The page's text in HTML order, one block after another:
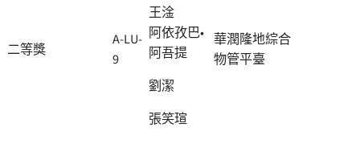
二等獎
A-LU-
9
王淦
阿依孜巴•
阿吾提
劉潔
張笑瑄
華潤隆地綜合
物管平臺